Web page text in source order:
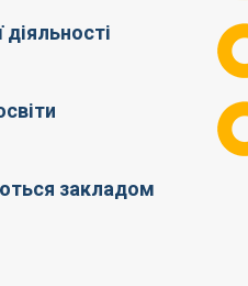
діяльності
закладом